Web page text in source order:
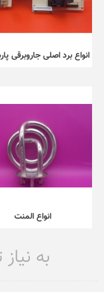
انواع برد اصلی جاروبرقی
انواع المنت
به